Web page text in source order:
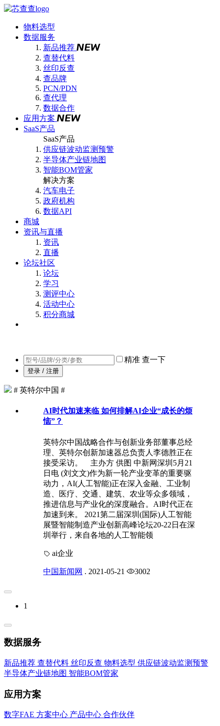
物料选型
数据服务
新品推荐
查替代料
丝印反查
查品牌
PCN/PDN
查代理
数据合作
应用方案
SaaS产品
SaaS产品
供应链波动监测预警
半导体产业链地图
智能BOM管家
解决方案
汽车电子
政府机构
数据API
商城
资讯与直播
资讯
直播
论坛社区
论坛
学习
测评中心
活动中心
积分商城
精准 查一下
登录 / 注册
# 英特尔中国 #
AI时代加速来临 如何排解AI企业“成长的烦
恼”？
英特尔中国战略合作与创新业务部董事总经
理、英特尔创新加速器总负责人李德胜正在
接受采访。 主办方 供图 中新网深圳5月21
日电 (刘文文)作为新一轮产业变革的重要驱
动力，AI(人工智能)正在深入金融、工业制
造、医疗、交通、建筑、农业等众多领域，
推进信息与产业化的深度融合。AI时代正在
加速到来。 2021第二届深圳(国际)人工智能
展暨智能制造产业创新高峰论坛20-22日在深
圳举行，来自各地的人工智能领
ai企业
中国新闻网 . 2021-05-21 3002
1
数据服务
新品推荐 查替代料 丝印反查 物料选型 供应链波动监测预警
半导体产业链地图 智能BOM管家
应用方案
数字FAE 方案中心 产品中心 合作伙伴